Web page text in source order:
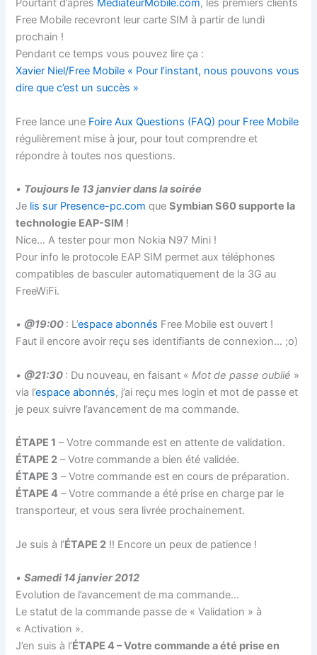
Pourtant d’après MediateurMobile.com, les premiers clients
Free Mobile recevront leur carte SIM à partir de lundi
prochain !
Pendant ce temps vous pouvez lire ça :
Xavier Niel/Free Mobile « Pour l’instant, nous pouvons vous
dire que c’est un succès »
Free lance une Foire Aux Questions (FAQ) pour Free Mobile
régulièrement mise à jour, pour tout comprendre et
répondre à toutes nos questions.
• Toujours le 13 janvier dans la soirée
Je lis sur Presence-pc.com queSymbian S60 supporte la
technologie EAP-SIM !
Nice… A tester pour mon Nokia N97 Mini !
Pour info le protocole EAP SIM permet aux téléphones
compatibles de basculer automatiquement de la 3G au
FreeWiFi.
•@19:00 : L’espace abonnés Free Mobile est ouvert !
Faut il encore avoir reçu ses identifiants de connexion… ;o)
•@21:30 : Du nouveau, en faisant «Mot de passe oublié »
via l’espace abonnés, j’ai reçu mes login et mot de passe et
je peux suivre l’avancement de ma commande.
ÉTAPE 1 – Votre commande est en attente de validation.
ÉTAPE 2 – Votre commande a bien été validée.
ÉTAPE 3 – Votre commande est en cours de préparation.
ÉTAPE 4 – Votre commande a été prise en charge par le
transporteur, et vous sera livrée prochainement.
Je suis à l’ÉTAPE 2 !! Encore un peux de patience !
•Samedi 14 janvier 2012
Evolution de l’avancement de ma commande…
Le statut de la commande passe de « Validation » à
« Activation ».
J’en suis à l’ÉTAPE 4 – Votre commande a été prise en